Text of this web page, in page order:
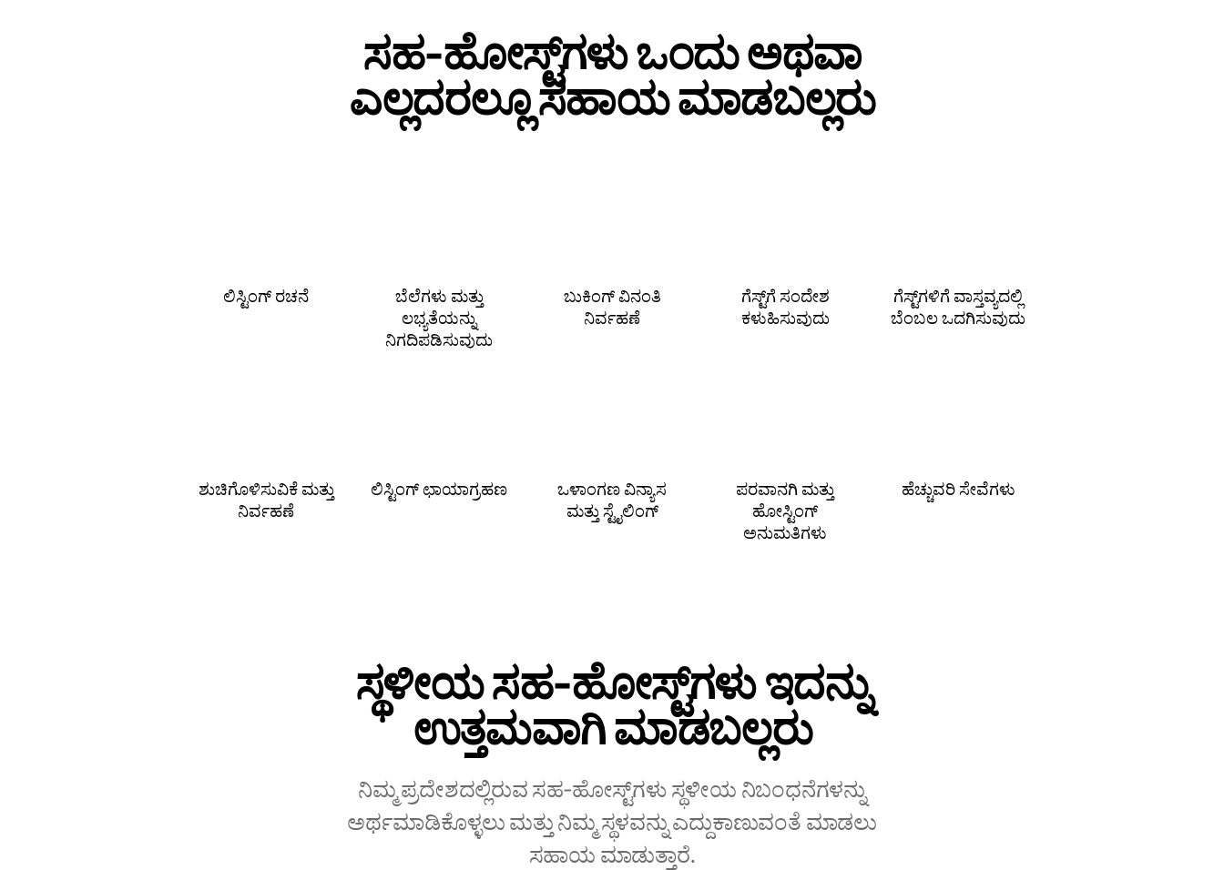
ಸಹ‑ಹೋಸ್ಟ್‌ಗಳು ಒಂದು ಅಥವಾ
ಎಲ್ಲದರಲ್ಲೂ ಸಹಾಯ ಮಾಡಬಲ್ಲರು
ಲಿಸ್ಟಿಂಗ್ ರಚನೆ
ಬೆಲೆಗಳು ಮತ್ತು
ಲಭ್ಯತೆಯನ್ನು
ನಿಗದಿಪಡಿಸುವುದು
ಬುಕಿಂಗ್ ವಿನಂತಿ
ನಿರ್ವಹಣೆ
ಗೆಸ್ಟ್‌ಗೆ ಸಂದೇಶ
ಕಳುಹಿಸುವುದು
ಗೆಸ್ಟ್‌ಗಳಿಗೆ ವಾಸ್ತವ್ಯದಲ್ಲಿ
ಬೆಂಬಲ ಒದಗಿಸುವುದು
ಶುಚಿಗೊಳಿಸುವಿಕೆ ಮತ್ತು
ನಿರ್ವಹಣೆ
ಲಿಸ್ಟಿಂಗ್ ಛಾಯಾಗ್ರಹಣ
ಒಳಾಂಗಣ ವಿನ್ಯಾಸ
ಮತ್ತು ಸ್ಟೈಲಿಂಗ್
ಪರವಾನಗಿ ಮತ್ತು
ಹೋಸ್ಟಿಂಗ್
ಅನುಮತಿಗಳು
ಹೆಚ್ಚುವರಿ ಸೇವೆಗಳು
ಸ್ಥಳೀಯ ಸಹ‑ಹೋಸ್ಟ್‌ಗಳು ಇದನ್ನು
ಉತ್ತಮವಾಗಿ ಮಾಡಬಲ್ಲರು
ನಿಮ್ಮ ಪ್ರದೇಶದಲ್ಲಿರುವ ಸಹ‑ಹೋಸ್ಟ್‌ಗಳು ಸ್ಥಳೀಯ ನಿಬಂಧನೆಗಳನ್ನು
ಅರ್ಥಮಾಡಿಕೊಳ್ಳಲು ಮತ್ತು ನಿಮ್ಮ ಸ್ಥಳವನ್ನು ಎದ್ದುಕಾಣುವಂತೆ ಮಾಡಲು
ಸಹಾಯ ಮಾಡುತ್ತಾರೆ.